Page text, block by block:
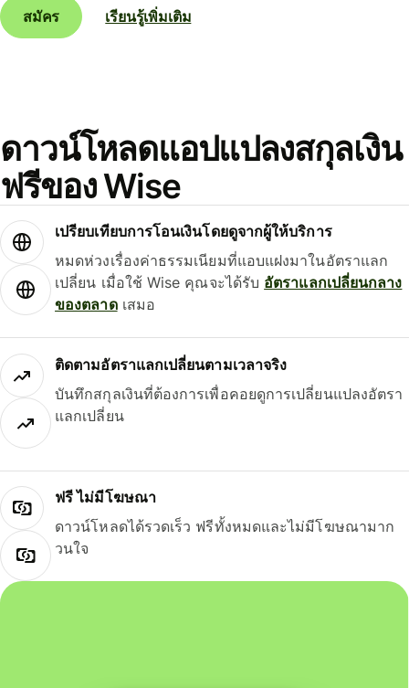
สมัคร เรียนรู้เพิ่มเติม
ดาวน์โหลดแอปแปลงสกุลเงิน
ฟรีของ Wise
เปรียบเทียบการโอนเงินโดยดูจากผู้ให้บริการ
หมดห่วงเรื่องค่าธรรมเนียมที่แอบแฝงมาในอัตราแลก
เปลี่ยน เมื่อใช้ Wise คุณจะได้รับ อัตราแลกเปลี่ยนกลาง
ของตลาดเสมอ
ติดตามอัตราแลกเปลี่ยนตามเวลาจริง
บันทึกสกุลเงินที่ต้องการเพื่อคอยดูการเปลี่ยนแปลงอัตรา
แลกเปลี่ยน
ฟรี ไม่มีโฆษณา
ดาวน์โหลดได้รวดเร็ว ฟรีทั้งหมดและไม่มีโฆษณามาก
วนใจ